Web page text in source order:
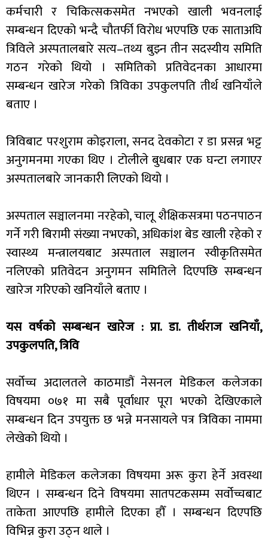
कर्मचारी र चिकित्सकसमेत नभएको खाली भवनलाई
सम्बन्धन दिएको भन्दै चौतर्फी विरोध भएपछि एक साताअघि
त्रिविले अस्पतालबारे सत्य–तथ्य बुझ्न तीन सदस्यीय समिति
गठन गरेको थियो । समितिको प्रतिवेदनका आधारमा
सम्बन्धन खारेज गरेको त्रिविका उपकुलपति तीर्थ खनियाँले
बताए ।
त्रिविबाट परशुराम कोइराला, सनद देवकोटा र डा प्रसन्न भट्ट
अनुगमनमा गएका थिए । टोलीले बुधबार एक घन्टा लगाएर
अस्पतालबारे जानकारी लिएको थियो ।
अस्पताल सञ्चालनमा नरहेको, चालू शैक्षिकसत्रमा पठनपाठन
गर्ने गरी बिरामी संख्या नभएको, अधिकांश बेड खाली रहेको र
स्वास्थ्य मन्त्रालयबाट अस्पताल सञ्चालन स्वीकृतिसमेत
नलिएको प्रतिवेदन अनुगमन समितिले दिएपछि सम्बन्धन
खारेज गरिएको खनियाँले बताए ।
यस वर्षको सम्बन्धन खारेज : प्रा. डा. तीर्थराज खनियाँ,
उपकुलपति, त्रिवि
सर्वोच्च अदालतले काठमाडौं नेसनल मेडिकल कलेजका
विषयमा ०७१ मा सबै पूर्वाधार पूरा भएको देखिएकाले
सम्बन्धन दिन उपयुक्त छ भन्ने मनसायले पत्र त्रिविका नाममा
लेखेको थियो ।
हामीले मेडिकल कलेजका विषयमा अरू कुरा हेर्ने अवस्था
थिएन । सम्बन्धन दिने विषयमा सातपटकसम्म सर्वोच्चबाट
ताकेता आएपछि हामीले दिएका हौँ । सम्बन्धन दिएपछि
विभिन्न कुरा उठ्न थाले ।